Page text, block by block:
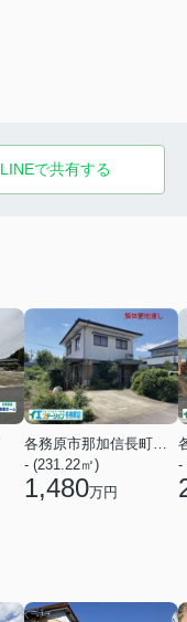
LINEで共有する
各務原市那加信長町２丁目
- (231.22㎡)
1,480万円
-